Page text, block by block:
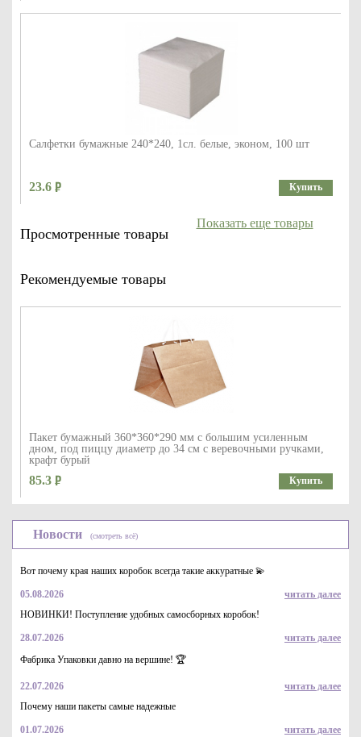
Салфетки бумажные 240*240, 1сл. белые, эконом, 100 шт
23.6 Купить
Просмотренные товары
Рекомендуемые товары
Пакет бумажный 360*360*290 мм с большим усиленным
дном, под пиццу диаметр до 34 см с веревочными ручками,
крафт бурый
85.3 Купить
Пакет бумажный с кручеными ручками крафт бурый 80 гр/м,
однослойный 350*260*150 мм
13.8 Купить
Показать еще товары
Новости (смотреть всё)
Вот почему края наших коробок всегда такие аккуратные 💫
05.08.2026
читать далее
НОВИНКИ! Поступление удобных самосборных коробок!
28.07.2026
читать далее
Фабрика Упаковки давно на вершине! 🏆
22.07.2026
читать далее
Почему наши пакеты самые надежные
01.07.2026
читать далее